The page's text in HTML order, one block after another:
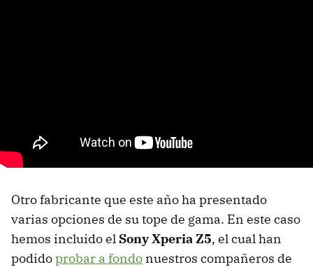
Otro fabricante que este año ha presentado
varias opciones de su tope de gama. En este caso
hemos incluido el Sony Xperia Z5, el cual han
podidoprobar a fondo nuestros compañeros de